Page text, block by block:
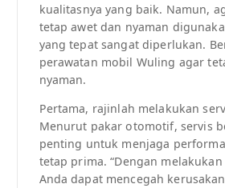
kualitasnya yang baik. Namun,
tetap awet dan nyaman
yang tepat sangat diperlukan.
perawatan mobil Wuling agar
nyaman.
Pertama, rajinlah melakukan
Menurut pakar otomotif, servis
penting untuk menjaga
tetap prima. “Dengan
Anda dapat mencegah